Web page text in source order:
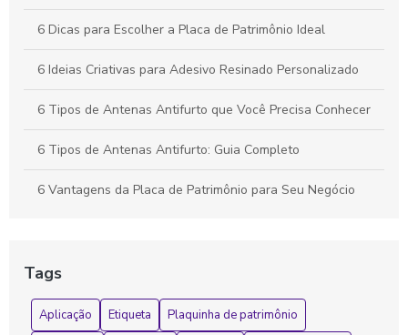
6 Dicas para Escolher a Placa de Patrimônio Ideal
6 Ideias Criativas para Adesivo Resinado Personalizado
6 Tipos de Antenas Antifurto que Você Precisa Conhecer
6 Tipos de Antenas Antifurto: Guia Completo
6 Vantagens da Placa de Patrimônio para Seu Negócio
Adesivo refletivo personalizado transforma segurança e
estilo em qualquer projeto
Tags
Aplicação Etiqueta
Plaquinha de patrimônio